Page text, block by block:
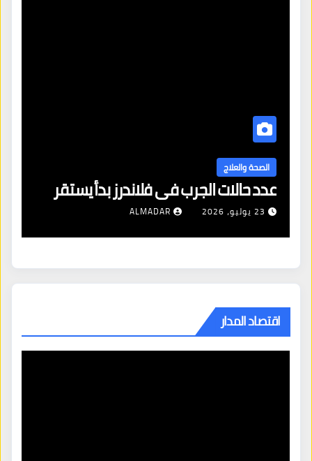
الصحة والعلاج
عدد حالات الجرب في فلاندرز بدأ يستقر
23 يوليو، 2026 ALMADAR
اقتصاد المدار